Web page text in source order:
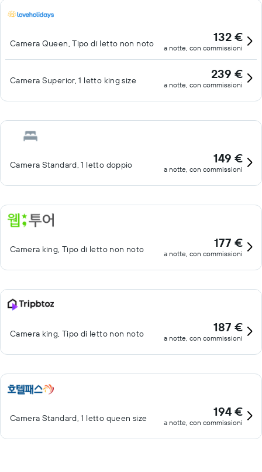
Camera Queen, Tipo di letto non noto 132 €
a notte, con commissioni
Camera Superior, 1 letto king size 239 €
a notte, con commissioni
Camera Standard, 1 letto doppio 149 €
a notte, con commissioni
Camera king, Tipo di letto non noto 177 €
a notte, con commissioni
Camera king, Tipo di letto non noto 187 €
a notte, con commissioni
Camera Standard, 1 letto queen size 194 €
a notte, con commissioni